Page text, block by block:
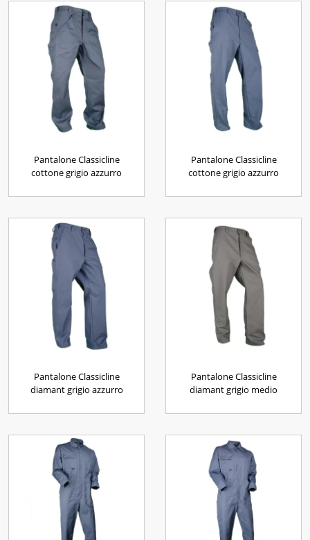
Pantalone Classicline
cottone grigio azzurro
Pantalone Classicline
cottone grigio azzurro
Pantalone Classicline
diamant grigio azzurro
Pantalone Classicline
diamant grigio medio